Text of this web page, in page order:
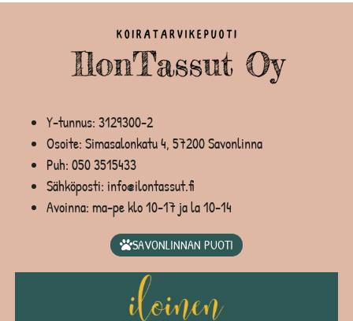
Y-tunnus: 3129300-2
Osoite: Simasalonkatu 4, 57200 Savonlinna
Puh: 050 3515433
Sähköposti: info@ilontassut.fi
Avoinna: ma-pe klo 10-17 ja la 10-14
SAVONLINNAN PUOTI